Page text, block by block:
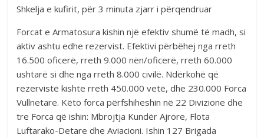
Shkelja e kufirit, për 3 minuta zjarr i përqendruar
Forcat e Armatosura kishin një efektiv shumë të madh, si
aktiv ashtu edhe rezervist. Efektivi përbëhej nga rreth
16.500 oficerë, rreth 9.000 nën/oficerë, rreth 60.000
ushtarë si dhe nga rreth 8.000 civilë. Ndërkohë që
rezervistë kishte rreth 450.000 vetë, dhe 230.000 Forca
Vullnetare. Këto forca përfshiheshin në 22 Divizione dhe
tre Forca që ishin: Mbrojtja Kundër Ajrore, Flota
Luftarako-Detare dhe Aviacioni. Ishin 127 Brigada